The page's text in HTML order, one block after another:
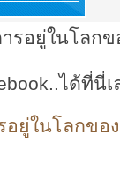
รอยู่ในโลก
ได้ที่นี่เ
อยู่ในโลกขอ